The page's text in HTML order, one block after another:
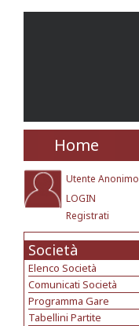
Home
Utente Anonimo
LOGIN
Registrati
Società
Elenco Società
Comunicati Società
Programma Gare
Tabellini Partite